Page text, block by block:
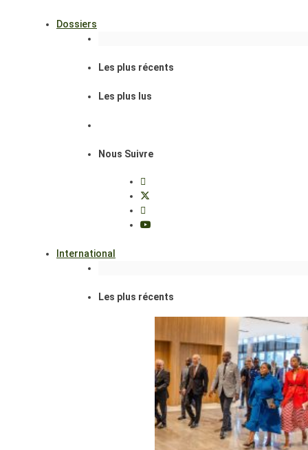
Dossiers
Les plus récents
Les plus lus
Nous Suivre
International
Les plus récents